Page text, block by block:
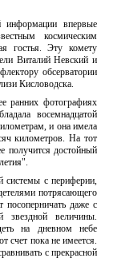
информации впервые
космическим
гостья. Эту комету
Виталий Невский и
обсерватории
Кисловодска.
ранних фотографиях
восемнадцатой
и она имела
километров. На тот
получится достойный
системы с периферии,
потрясающего
даже с
звездной величины.
на дневном небе
счет пока не имеется.
с прекрасной